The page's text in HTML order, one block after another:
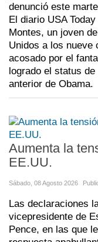
denunció este
El diario USA
Montes, un joven
Unidos a los nueve
acosado por el
logrado el status
anterior de Obama.
Aumenta la
EE.UU.
Sábado, 08 Agosto 2026
Las declaraciones
vicepresidente de
Pence, en las que